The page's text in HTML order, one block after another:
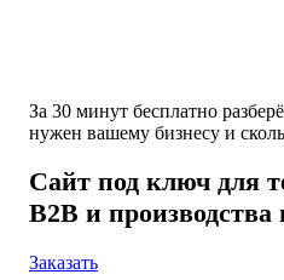
За 30 минут бесплатно
нужен вашему бизнесу и
Сайт под ключ для
B2B и
Заказать